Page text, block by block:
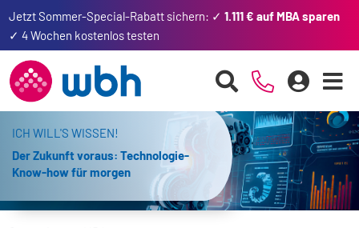
Jetzt Sommer-Special-Rabatt sichern: ✓1.111 € auf MBA sparen
✓ 4 Wochen kostenlos testen
ICH WILL'S WISSEN!
Der Zukunft voraus: Technologie-
Know-how für morgen